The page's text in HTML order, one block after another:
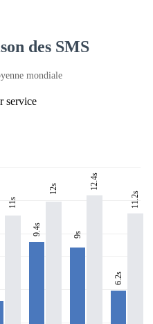
des SMS
mondiale
service
11s
9.4s
12s
9s
12.4s
6.2s
11.2s